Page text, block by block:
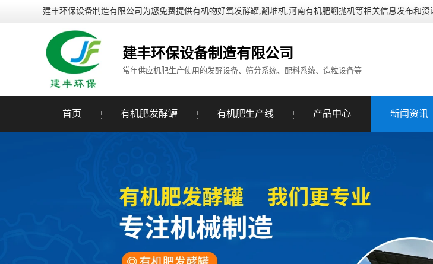
建丰环保设备制造有限公司为您免费提供有机物好氧发酵罐,翻堆机,河南有机肥翻抛机等相关信息发布和资
建丰环保设备制造有限公司
常年供应机肥生产使用的发酵设备、筛分系统、配料系统、造粒设备等
首页 有机肥发酵罐 有机肥生产线 产品中心 新闻资讯